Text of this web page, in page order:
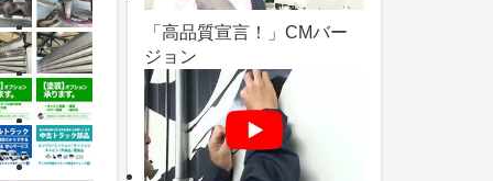
「高品質宣言！」CMバー
ジョン